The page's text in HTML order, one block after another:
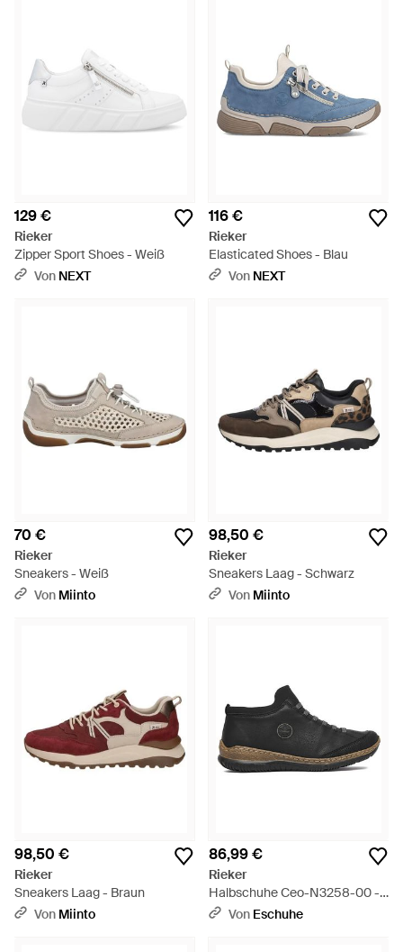
129 €
Rieker
Zipper Sport Shoes - Weiß
Von NEXT
116 €
Rieker
Elasticated Shoes - Blau
Von NEXT
70 €
Rieker
Sneakers - Weiß
Von Miinto
98,50 €
Rieker
Sneakers Laag - Schwarz
Von Miinto
98,50 €
Rieker
Sneakers Laag - Braun
Von Miinto
86,99 €
Rieker
Halbschuhe Ceo-N3258-00 -
Schwarz
Von Eschuhe